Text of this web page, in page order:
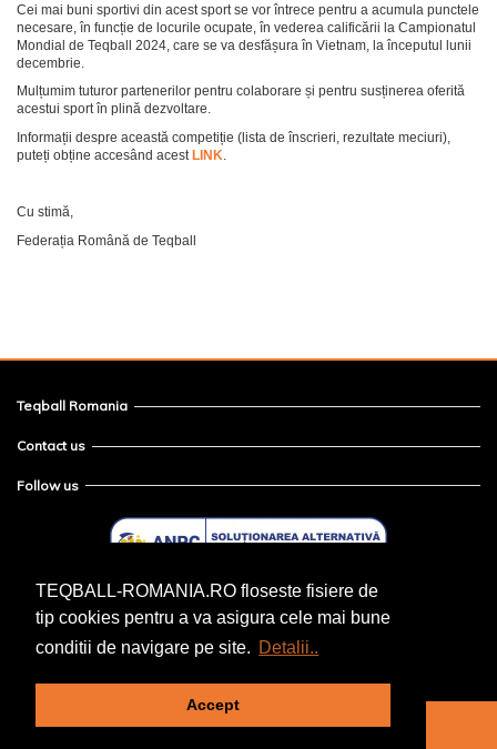
TEQBALL-ROMANIA.RO floseste fisiere de
tip cookies pentru a va asigura cele mai bune
conditii de navigare pe site. Detalii..
Accept
Cei mai buni sportivi din acest sport se vor întrece pentru a acumula punctele
necesare, în funcție de locurile ocupate, în vederea calificării la Campionatul
Mondial de Teqball 2024, care se va desfășura în Vietnam, la începutul lunii
decembrie.
Mulțumim tuturor partenerilor pentru colaborare și pentru susținerea oferită
acestui sport în plină dezvoltare.
Informații despre această competiție (lista de înscrieri, rezultate meciuri),
puteți obține accesând acest LINK.
Cu stimă,
Federația Română de Teqball
Teqball Romania
Contact us
Follow us